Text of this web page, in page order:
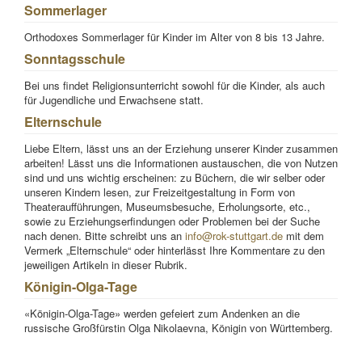
Sommerlager
Orthodoxes Sommerlager für Kinder im Alter von 8 bis 13 Jahre.
Sonntagsschule
Bei uns findet Religionsunterricht sowohl für die Kinder, als auch
für Jugendliche und Erwachsene statt.
Elternschule
Liebe Eltern, lässt uns an der Erziehung unserer Kinder zusammen
arbeiten! Lässt uns die Informationen austauschen, die von Nutzen
sind und uns wichtig erscheinen: zu Büchern, die wir selber oder
unseren Kindern lesen, zur Freizeitgestaltung in Form von
Theateraufführungen, Museumsbesuche, Erholungsorte, etc.,
sowie zu Erziehungserfindungen oder Problemen bei der Suche
nach denen. Bitte schreibt uns an info@rok-stuttgart.de mit dem
Vermerk „Elternschule“ oder hinterlässt Ihre Kommentare zu den
jeweiligen Artikeln in dieser Rubrik.
Königin-Olga-Tage
«Königin-Olga-Tage» werden gefeiert zum Andenken an die
russische Großfürstin Olga Nikolaevna, Königin von Württemberg.